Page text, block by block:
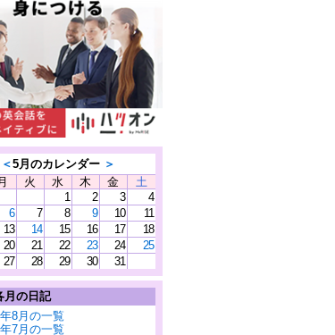
＜5月のカレンダー ＞
火 水 木 金
土
1
2 3
4
6 7 8 9 10
11
13 14 15 16 17
18
20 21 22 23 24
25
27 28 29 30 31
月の日記
8月の一覧
7月の一覧